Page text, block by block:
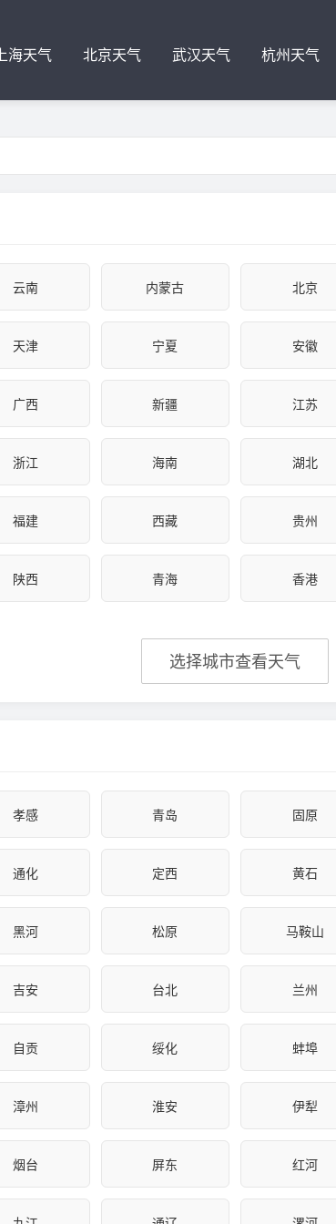
上海天气 北京天气 武汉天气 杭州天气
云南 内蒙古 北京
天津 宁夏 安徽
广西 新疆 江苏
浙江 海南 湖北
福建 西藏 贵州
陕西 青海 香港
选择城市查看天气
孝感 青岛 固原
通化 定西 黄石
黑河 松原 马鞍山
吉安 台北 兰州
自贡 绥化 蚌埠
漳州 淮安 伊犁
烟台 屏东 红河